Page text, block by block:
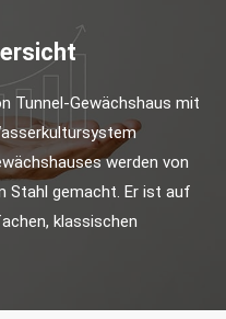
Tunnel-Gewächshaus mit
werden von
Stahl gemacht. Er ist auf
klassischen